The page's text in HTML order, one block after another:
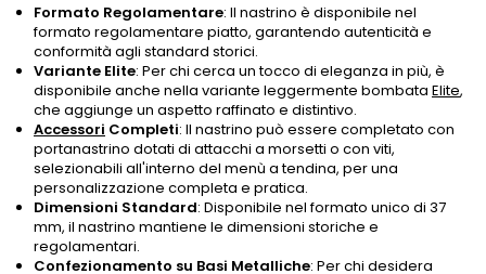
Formato Regolamentare: Il nastrino è disponibile nel
formato regolamentare piatto, garantendo autenticità e
conformità agli standard storici.
Variante Elite: Per chi cerca un tocco di eleganza in più, è
disponibile anche nella variante leggermente bombata Elite,
che aggiunge un aspetto raffinato e distintivo.
Accessori Completi: Il nastrino può essere completato con
portanastrino dotati di attacchi a morsetti o con viti,
selezionabili all'interno del menù a tendina, per una
personalizzazione completa e pratica.
Dimensioni Standard: Disponibile nel formato unico di 37
mm, il nastrino mantiene le dimensioni storiche e
regolamentari.
Confezionamento su Basi Metalliche: Per chi desidera